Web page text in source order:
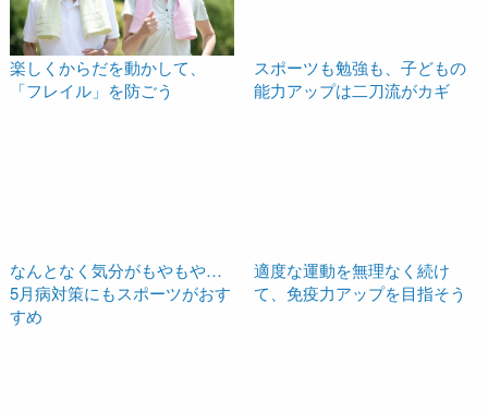
楽しくからだを動かして、
「フレイル」を防ごう
スポーツも勉強も、子どもの
能力アップは二刀流がカギ
なんとなく気分がもやもや…
5月病対策にもスポーツがおす
すめ
適度な運動を無理なく続け
て、免疫力アップを目指そう